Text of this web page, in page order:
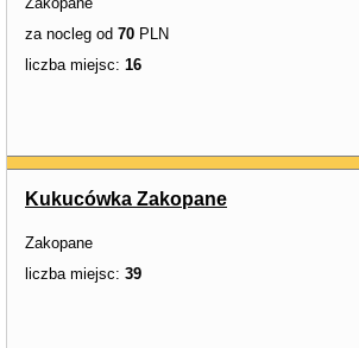
za nocleg od 70 PLN
liczba miejsc: 16
Kukucówka Zakopane
Zakopane
liczba miejsc: 39